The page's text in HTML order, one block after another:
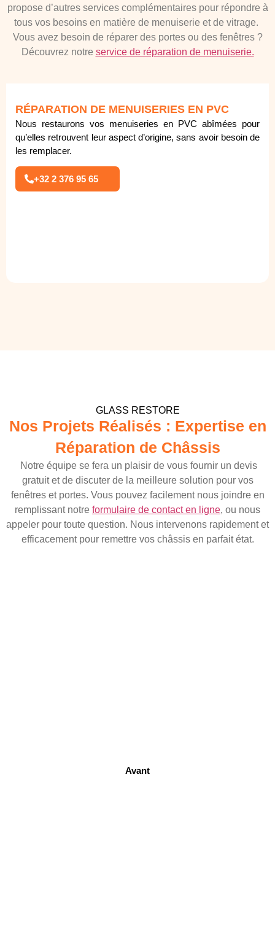
propose d’autres services complémentaires pour répondre à
tous vos besoins en matière de menuiserie et de vitrage.
Vous avez besoin de réparer des portes ou des fenêtres ?
Découvrez notre service de réparation de menuiserie.
RÉPARATION DE MENUISERIES EN PVC
Nous restaurons vos menuiseries en PVC abîmées pour
qu’elles retrouvent leur aspect d’origine, sans avoir besoin de
les remplacer.
+32 2 376 95 65
GLASS RESTORE
Nos Projets Réalisés : Expertise en
Réparation de Châssis
Notre équipe se fera un plaisir de vous fournir un devis
gratuit et de discuter de la meilleure solution pour vos
fenêtres et portes. Vous pouvez facilement nous joindre en
remplissant notre formulaire de contact en ligne, ou nous
appeler pour toute question. Nous intervenons rapidement et
efficacement pour remettre vos châssis en parfait état.
Avant